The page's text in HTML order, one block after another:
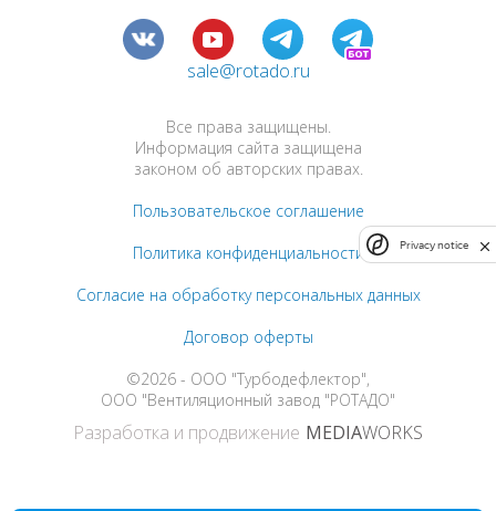
sale@rotado.ru
Все права защищены.
Информация сайта защищена
законом об авторских правах.
Пользовательское соглашение
Политика конфиденциальности
Согласие на обработку персональных данных
Договор оферты
©2026 - ООО "Турбодефлектор",
ООО "Вентиляционный завод "РОТАДО"
Разработка и продвижение MEDIAWORKS
Privacy notice